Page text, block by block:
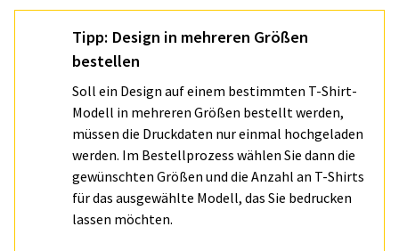
Tipp: Design in mehreren Größen
bestellen
Soll ein Design auf einem bestimmten T-Shirt-
Modell in mehreren Größen bestellt werden,
müssen die Druckdaten nur einmal hochgeladen
werden. Im Bestellprozess wählen Sie dann die
gewünschten Größen und die Anzahl an T-Shirts
für das ausgewählte Modell, das Sie bedrucken
lassen möchten.